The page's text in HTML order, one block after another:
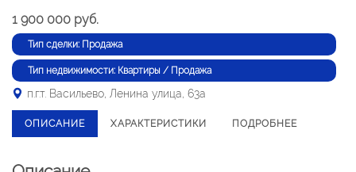
1 900 000 руб.
Тип сделки: Продажа
Тип недвижимости: Квартиры / Продажа
п.г.т. Васильево, Ленина улица, 63а
ОПИСАНИЕ ХАРАКТЕРИСТИКИ ПОДРОБНЕЕ